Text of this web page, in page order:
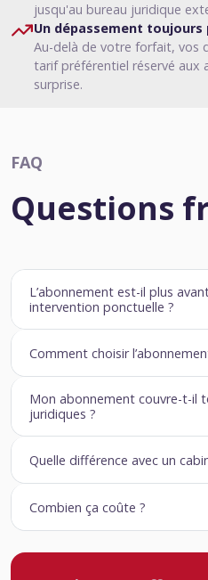
jusqu'au bureau juridique
Un dépassement toujours
Au-delà de votre forfait, vos
tarif préférentiel réservé aux
surprise.
FAQ
Questions
L’abonnement est-il plus
intervention ponctuelle ?
Comment choisir
Mon abonnement couvre-t-il
juridiques ?
Quelle différence avec un
Combien ça coûte ?